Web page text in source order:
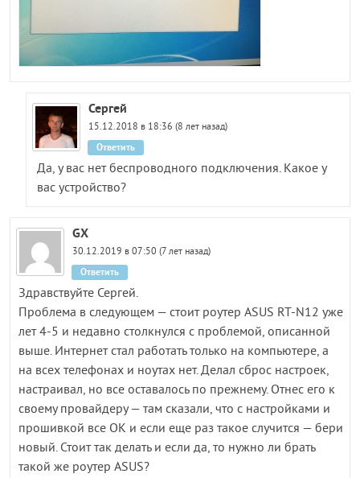
Сергей
15.12.2018 в 18:36 (8 лет назад)
Да, у вас нет беспроводного подключения. Какое у
вас устройство?
Ответить
GX
30.12.2019 в 07:50 (7 лет назад)
Здравствуйте Сергей.
Проблема в следующем — стоит роутер ASUS RT-N12 уже
лет 4-5 и недавно столкнулся с проблемой, описанной
выше. Интернет стал работать только на компьютере, а
на всех телефонах и ноутах нет. Делал сброс настроек,
настраивал, но все оставалось по прежнему. Отнес его к
своему провайдеру — там сказали, что с настройками и
прошивкой все ОК и если еще раз такое случится — бери
новый. Стоит так делать и если да, то нужно ли брать
такой же роутер ASUS?
Ответить